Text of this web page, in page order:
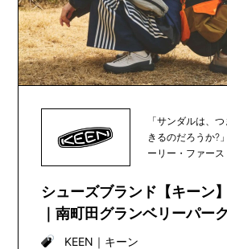
「サンダルは、
きるのだろうか?
ーリー・ファー
シューズブランド【キーン
｜南町田グランベリーパー
KEEN ｜ キーン